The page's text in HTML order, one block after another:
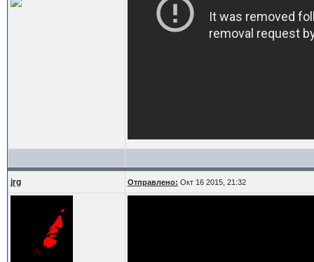
jrg Отправлено: Окт 16 2015, 21:32